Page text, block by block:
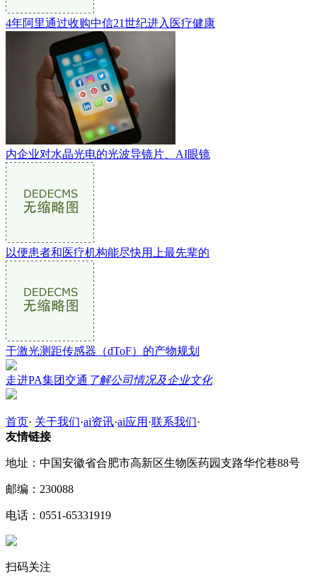
4年阿里通过收购中信21世纪进入医疗健康
内企业对水晶光电的光波导镜片、AI眼镜
以便患者和医疗机构能尽快用上最先辈的
于激光测距传感器（dToF）的产物规划
走进PA集团交通 了解公司情况及企业文化
首页· 关于我们·ai资讯·ai应用 ·联系我们·
友情链接
地址：中国安徽省合肥市高新区生物医药园支路华佗巷88号
邮编：230088
电话：0551-65331919
扫码关注